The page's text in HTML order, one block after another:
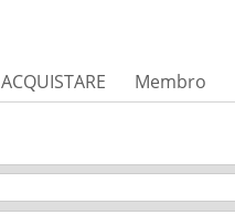
ACQUISTARE Membro